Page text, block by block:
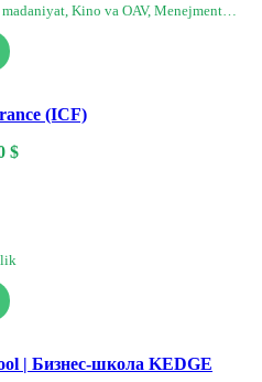
Kino va OAV, Menejment…
(ICF)
$
| Бизнес-школа KEDGE